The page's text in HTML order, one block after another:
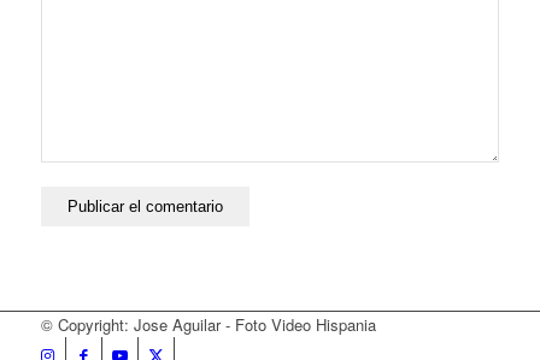
© Copyright: Jose Aguilar - Foto Video Hispania